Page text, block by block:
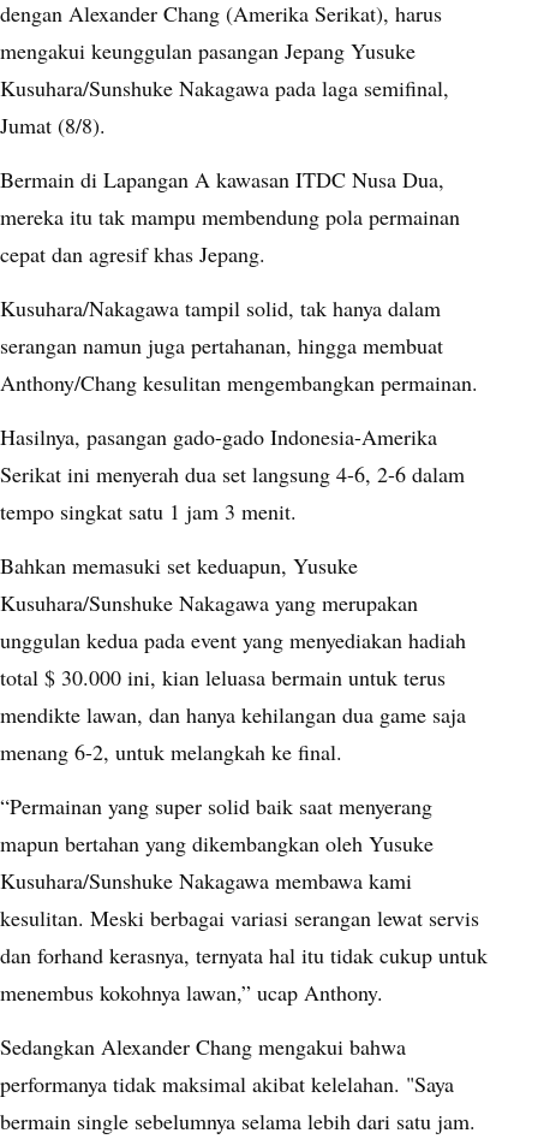
dengan Alexander Chang (Amerika Serikat), harus
mengakui keunggulan pasangan Jepang Yusuke
Kusuhara/Sunshuke Nakagawa pada laga semifinal,
Jumat (8/8).
Bermain di Lapangan A kawasan ITDC Nusa Dua,
mereka itu tak mampu membendung pola permainan
cepat dan agresif khas Jepang.
Kusuhara/Nakagawa tampil solid, tak hanya dalam
serangan namun juga pertahanan, hingga membuat
Anthony/Chang kesulitan mengembangkan permainan.
Hasilnya, pasangan gado-gado Indonesia-Amerika
Serikat ini menyerah dua set langsung 4-6, 2-6 dalam
tempo singkat satu 1 jam 3 menit.
Bahkan memasuki set keduapun, Yusuke
Kusuhara/Sunshuke Nakagawa yang merupakan
unggulan kedua pada event yang menyediakan hadiah
total $ 30.000 ini, kian leluasa bermain untuk terus
mendikte lawan, dan hanya kehilangan dua game saja
menang 6-2, untuk melangkah ke final.
“Permainan yang super solid baik saat menyerang
mapun bertahan yang dikembangkan oleh Yusuke
Kusuhara/Sunshuke Nakagawa membawa kami
kesulitan. Meski berbagai variasi serangan lewat servis
dan forhand kerasnya, ternyata hal itu tidak cukup untuk
menembus kokohnya lawan,” ucap Anthony.
Sedangkan Alexander Chang mengakui bahwa
performanya tidak maksimal akibat kelelahan. "Saya
bermain single sebelumnya selama lebih dari satu jam.